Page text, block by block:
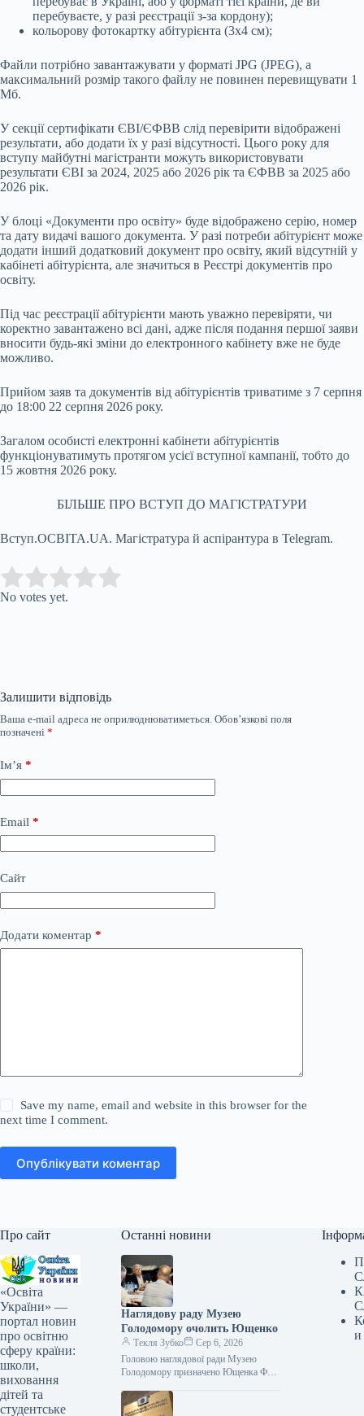
перебуваєте, у разі реєстрації з-за кордону);
кольорову фотокартку абітурієнта (3х4 см);
Файли потрібно завантажувати у форматі JPG (JPEG), а
максимальний розмір такого файлу не повинен перевищувати 1
Мб.
У секції сертифікати ЄВІ/ЄФВВ слід перевірити відображені
результати, або додати їх у разі відсутності. Цього року для
вступу майбутні магістранти можуть використовувати
результати ЄВІ за 2024, 2025 або 2026 рік та ЄФВВ за 2025 або
2026 рік.
У блоці «Документи про освіту» буде відображено серію, номер
та дату видачі вашого документа. У разі потреби абітурієнт може
додати інший додатковий документ про освіту, який відсутній у
кабінеті абітурієнта, але значиться в Реєстрі документів про
освіту.
Під час реєстрації абітурієнти мають уважно перевіряти, чи
коректно завантажено всі дані, адже після подання першої заяви
вносити будь-які зміни до електронного кабінету вже не буде
можливо.
Прийом заяв та документів від абітурієнтів триватиме з 7 серпня
до 18:00 22 серпня 2026 року.
Загалом особисті електронні кабінети абітурієнтів
функціонуватимуть протягом усієї вступної кампанії, тобто до
15 жовтня 2026 року.
БІЛЬШЕ ПРО ВСТУП ДО МАГІСТРАТУРИ
Вступ.ОСВІТА.UA. Магістратура й аспірантура в Telegram.
Rate this item:
No votes yet.
Залишити відповідь
Ваша e-mail адреса не оприлюднюватиметься. Обов’язкові поля
позначені *
Ім’я *
Email *
Сайт
Додати коментар *
Save my name, email and website in this browser for the
next time I comment.
Опублікувати коментар
Про сайт
«Освіта
України» —
портал новин
про освітню
сферу країни:
школи,
виховання
дітей та
студентське
Останні новини
Наглядову раду Музею
Голодомору очолить Ющенко
Текля Зубко
Сер 6, 2026
Головою наглядової ради Музею
Голодомору призначено Ющенка Фото
склад Національного музею
Голодомору-геноциду було
и